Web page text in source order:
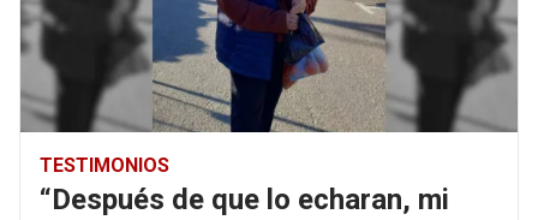
TESTIMONIOS
“Después de que lo echaran, mi